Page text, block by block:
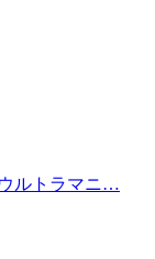
ルトラマニ…